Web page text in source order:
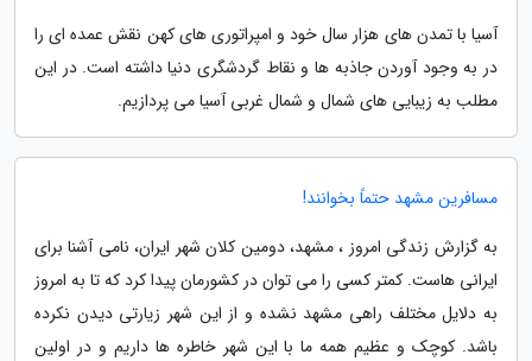
آسیا با تمدن های هزار سال خود و امپراتوری های کهن نقش عمده ای را
در به وجود آوردن جاذبه ها و نقاط گردشگری دنیا داشته است. در این
مطلب به زیبایی های شمال و شمال غربی آسیا می پردازیم.
مسافرین مشهد حتماً بخوانند!
به گزارش زندگی امروز ، مشهد، دومین کلان شهر ایران، نامی آشنا برای
ایرانی هاست. کمتر کسی را می توان در کشورمان پیدا کرد که تا به امروز
به دلایل مختلف راهی مشهد نشده و از این شهر زیارتی دیدن نکرده
باشد. کوچک و عظیم همه ما با این شهر خاطره ها داریم و در اولین